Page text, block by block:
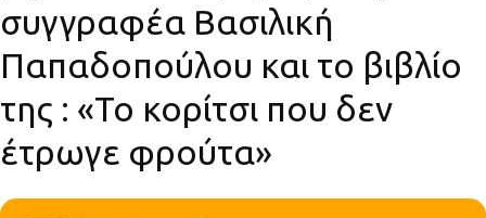
συγγραφέα Βασιλική
Παπαδοπούλου και το βιβλίο
της : «Το κορίτσι που δεν
έτρωγε φρούτα»